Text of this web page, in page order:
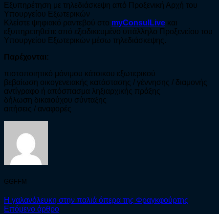
Εξυπηρέτηση με τηλεδιάσκεψη από Προξενική Αρχή του
Υπουργείου Εξωτερικών
Κλείστε ψηφιακό ραντεβού στο myConsulLive και
εξυπηρετηθείτε από εξειδικευμένο υπάλληλο Προξενείου του
Υπουργείου Εξωτερικών μέσω τηλεδιάσκεψης.
Παρέχονται:
πιστοποιητικό μόνιμου κάτοικου εξωτερικού
βεβαίωση οικογενειακής κατάστασης / γέννησης / διαμονής
αντίγραφο ή απόσπασμα ληξιαρχικής πράξης
δήλωση δικαιούχου σύνταξης
αιτήσεις / αναφορές
GGFFM
Η γαλανόλευκη στην παλιά όπερα της Φραγκφούρτης
Επόμενο άρθρο